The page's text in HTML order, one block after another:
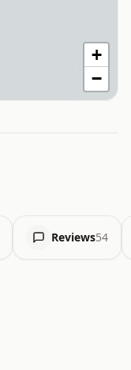
+
−
Reviews54